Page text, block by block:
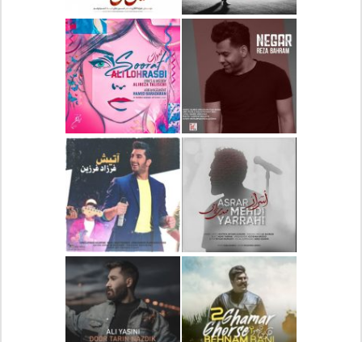
دانلود آلبوم جدید سیروان
خسروی بنام مونولوگ
دانلود آهنگ جدید علیرضا
قربانی بنام خیال خوش
دانلود آهنگ جدید رضا
بهرام بنام نگار
دانلود آهنگ جدید علی
لهراسبی بنام صورت
دانلود آهنگ جدید مهدی
یراحی بنام اسرار
دانلود آهنگ جدید فرزاد
فرزین بنام آتیش